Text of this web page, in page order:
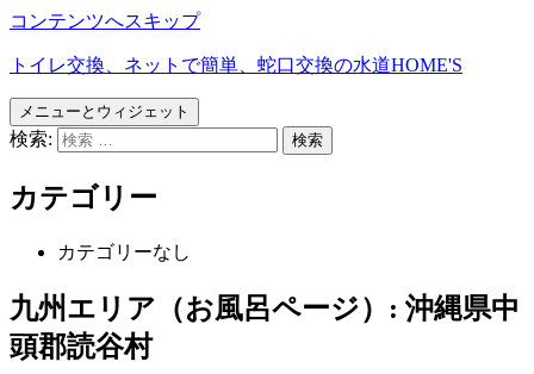
コンテンツへスキップ
トイレ交換、ネットで簡単、蛇口交換の水道HOME'S
メニューとウィジェット
検索:
カテゴリー
カテゴリーなし
九州エリア（お風呂ページ）: 沖縄県中
頭郡読谷村